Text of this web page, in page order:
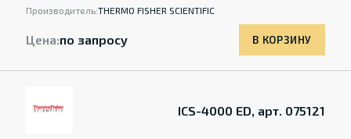
Производитель:THERMO FISHER SCIENTIFIC
Цена:по запросу В КОРЗИНУ
ICS-4000 ED, арт. 075121